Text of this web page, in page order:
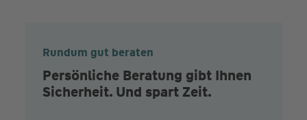
Rundum gut beraten
Persönliche Beratung gibt Ihnen
Sicherheit. Und spart Zeit.